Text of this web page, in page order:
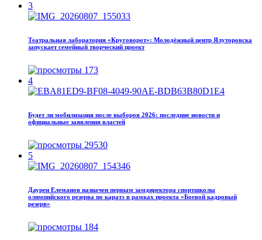
3
Театральная лаборатория «Круговорот»: Молодёжный центр Ялуторовска
запускает семейный творческий проект
173
4
Будет ли мобилизация после выборов 2026: последние новости и
официальные заявления властей
29530
5
Даурен Елеманов назначен первым замдиректора спортшколы
олимпийского резерва по каратэ в рамках проекта «Боевой кадровый
резерв»
184